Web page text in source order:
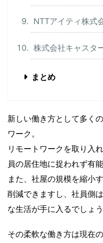
NTTアイティ株式
株式会社キャスタ
まとめ
新しい働き方として多く
ワーク。
リモートワークを取り入
員の居住地に捉われず有
また、社屋の規模を縮小
削減できますし、社員側
な生活が手に入るでしょう
その柔軟な働き方は現在